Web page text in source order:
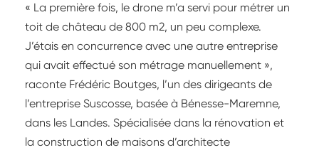
« La première fois, le drone m’a servi pour métrer un
toit de château de 800 m2, un peu complexe.
J’étais en concurrence avec une autre entreprise
qui avait effectué son métrage manuellement »,
raconte Frédéric Boutges, l’un des dirigeants de
l’entreprise Suscosse, basée à Bénesse-Maremne,
dans les Landes. Spécialisée dans la rénovation et
la construction de maisons d’architecte